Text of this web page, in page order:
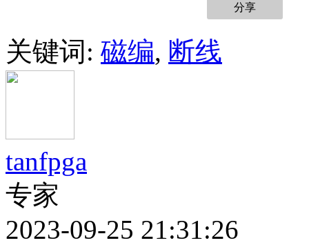
分享
关键词: 磁编, 断线
tanfpga
专家
2023-09-25 21:31:26